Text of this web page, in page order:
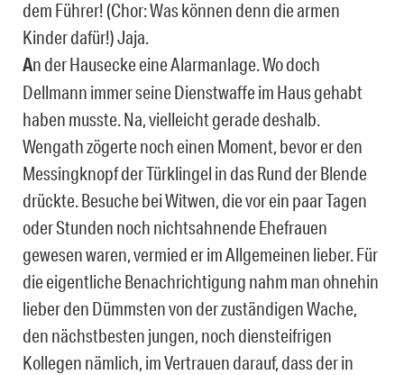
dem Führer! (Chor: Was können denn die armen
Kinder dafür!) Jaja.
An der Hausecke eine Alarmanlage. Wo doch
Dellmann immer seine Dienstwaffe im Haus gehabt
haben musste. Na, vielleicht gerade deshalb.
Wengath zögerte noch einen Moment, bevor er den
Messingknopf der Türklingel in das Rund der Blende
drückte. Besuche bei Witwen, die vor ein paar Tagen
oder Stunden noch nichtsahnende Ehefrauen
gewesen waren, vermied er im Allgemeinen lieber. Für
die eigentliche Benachrichtigung nahm man ohnehin
lieber den Dümmsten von der zuständigen Wache,
den nächstbesten jungen, noch diensteifrigen
Kollegen nämlich, im Vertrauen darauf, dass der in